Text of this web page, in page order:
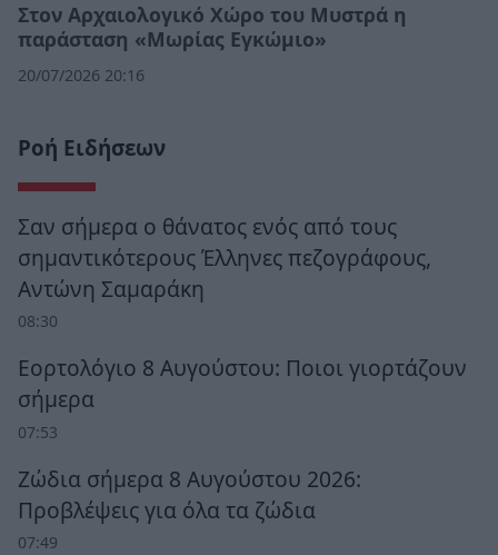
Στον Αρχαιολογικό Χώρο του Μυστρά η
παράσταση «Μωρίας Εγκώμιο»
20/07/2026 20:16
Ροή Ειδήσεων
Σαν σήμερα ο θάνατος ενός από τους
σημαντικότερους Έλληνες πεζογράφους,
Αντώνη Σαμαράκη
08:30
Εορτολόγιο 8 Αυγούστου: Ποιοι γιορτάζουν
σήμερα
07:53
Ζώδια σήμερα 8 Αυγούστου 2026:
Προβλέψεις για όλα τα ζώδια
07:49